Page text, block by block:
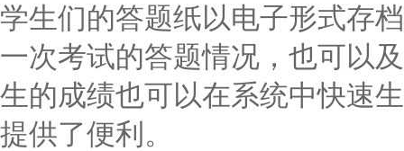
学生们的答题纸以电子形式存
一次考试的答题情况，也可以
生的成绩也可以在系统中快速
提供了便利。